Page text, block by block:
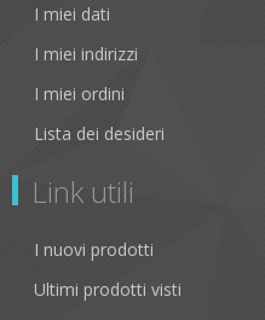
I miei dati
I miei indirizzi
I miei ordini
Lista dei desideri
Link utili
I nuovi prodotti
Ultimi prodotti visti